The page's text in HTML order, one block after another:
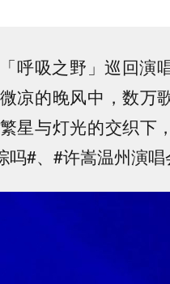
呼吸之野」巡回演
凉的晚风中，数万
星与灯光的交织下
#、#许嵩温州演唱